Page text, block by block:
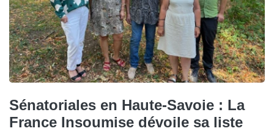
Sénatoriales en Haute-Savoie : La
France Insoumise dévoile sa liste